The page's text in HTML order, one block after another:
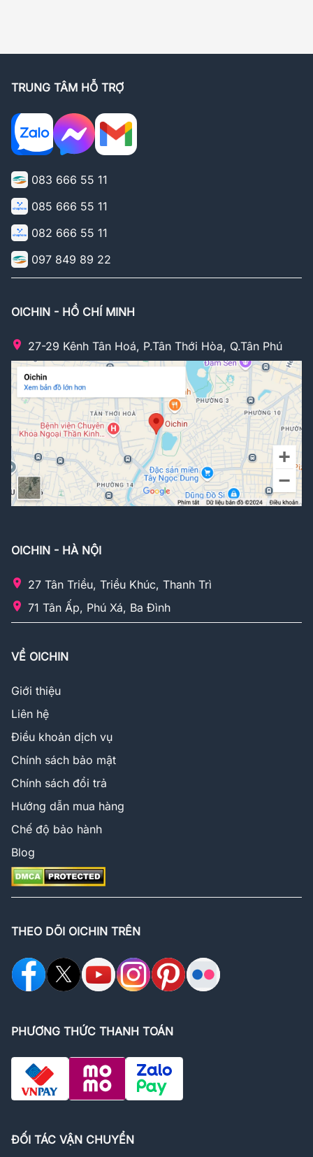
TRUNG TÂM HỖ TRỢ
083 666 55 11
085 666 55 11
082 666 55 11
097 849 89 22
OICHIN - HỒ CHÍ MINH
27-29 Kênh Tân Hoá, P.Tân Thới Hòa, Q.Tân Phú
OICHIN - HÀ NỘI
27 Tân Triều, Triều Khúc, Thanh Trì
71 Tân Ấp, Phú Xá, Ba Đình
VỀ OICHIN
Giới thiệu
Liên hệ
Điều khoản dịch vụ
Chính sách bảo mật
Chính sách đổi trả
Hướng dẫn mua hàng
Chế độ bảo hành
Blog
THEO DÕI OICHIN TRÊN
PHƯƠNG THỨC THANH TOÁN
ĐỐI TÁC VẬN CHUYỂN